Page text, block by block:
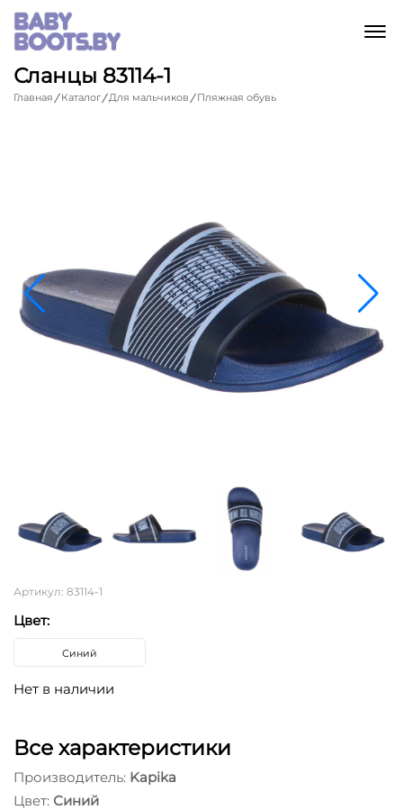
Сланцы 83114-1
Главная Каталог Для мальчиков Пляжная обувь
Артикул: 83114-1
Цвет:
Синий
Нет в наличии
Все характеристики
Производитель: Kapika
Цвет: Синий